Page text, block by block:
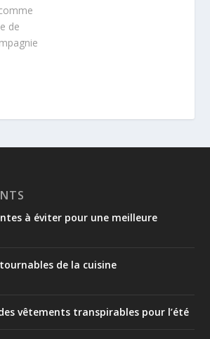
de
à éviter pour une meilleure
de la cuisine
vêtements transpirables pour l’été